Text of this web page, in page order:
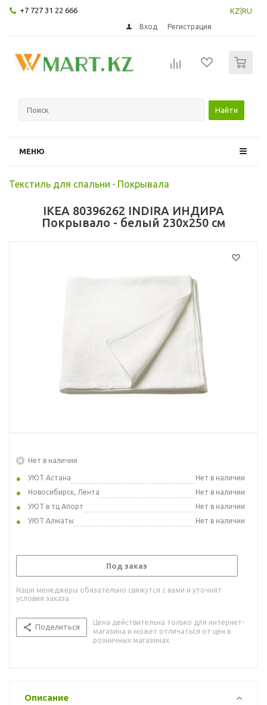
+7 727 31 22 666 KZ RU
Вход Регистрация
Найти
МЕНЮ
Текстиль для спальни - Покрывала
IKEA 80396262 INDIRA ИНДИРА
Покрывало - белый 230x250 см
Нет в наличии
УЮТ Астана
Нет в наличии
Новосибирск, Лента
Нет в наличии
УЮТ в тц Апорт
Нет в наличии
УЮТ Алматы
Нет в наличии
Под заказ
Наши менеджеры обязательно свяжутся с вами и уточнят
условия заказа
Поделиться
Цена действительна только для интернет-
магазина и может отличаться от цен в
розничных магазинах
Описание